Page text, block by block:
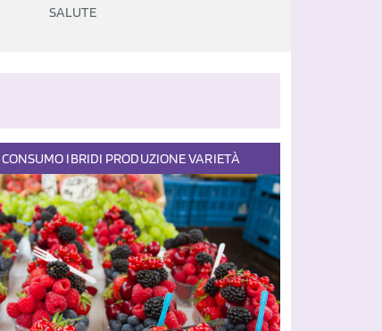
SALUTE
CONSUMO IBRIDI PRODUZIONEVARIETÀ